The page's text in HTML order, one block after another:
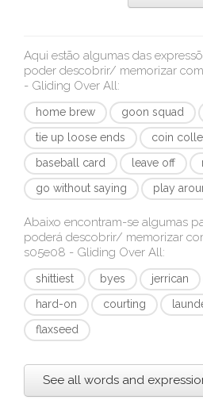
Aqui estão algumas das
poder descobrir/ memorizar com
- Gliding Over All:
home brew goon squad
tie up loose ends
coin
baseball card
leave off
go without saying
play
Abaixo encontram-se algumas
poderá descobrir/ memorizar
s05e08 - Gliding Over All:
shittiest byes jerrican
hard-on
courting
flaxseed
See all words and